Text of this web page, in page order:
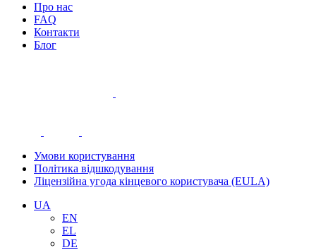
Про нас
FAQ
Контакти
Блог
Умови користування
Політика відшкодування
Ліцензійна угода кінцевого користувача (EULA)
UA
EN
EL
DE